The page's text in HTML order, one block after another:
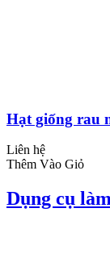
Hạt giống rau
Liên hệ
Thêm Vào Giỏ
Dụng cụ